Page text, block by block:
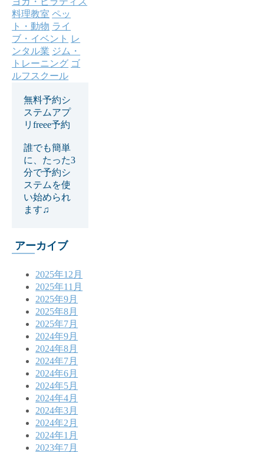
料理教室 ペッ
ト・動物 ライ
ブ・イベント レ
ンタル業 ジム・
トレーニング ゴ
ルフスクール
無料予約シ
ステムアプ
リfreee予約
誰でも簡単
に、たった3
分で予約シ
ステムを使
い始められ
ます♫
アーカイブ
2025年12月
2025年11月
2025年9月
2025年8月
2025年7月
2024年9月
2024年8月
2024年7月
2024年6月
2024年5月
2024年4月
2024年3月
2024年2月
2024年1月
2023年7月